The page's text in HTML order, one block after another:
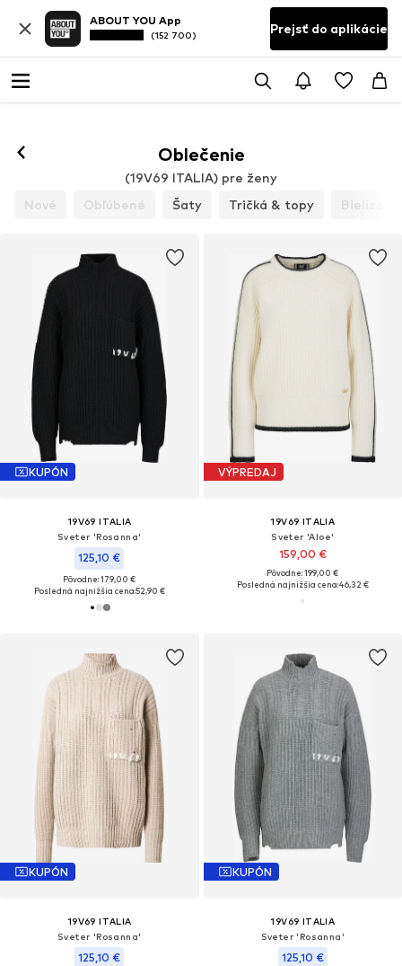
ABOUT YOU App
(152 700) Prejsť do aplikácie
Oblečenie
(19V69 ITALIA) pre ženy
Nové
Obľúbené Šaty Tričká & topy Bielizeň
KUPÓN
19V69 ITALIA
Sveter 'Rosanna'
125,10 €
Pôvodne: 179,00 €
Posledná najnižšia cena:52,90 €
VÝPREDAJ
19V69 ITALIA
Sveter 'Aloe'
159,00 €
Pôvodne: 199,00 €
Posledná najnižšia cena:46,32 €
KUPÓN
19V69 ITALIA
Sveter 'Rosanna'
125,10 €
KUPÓN
19V69 ITALIA
Sveter 'Rosanna'
125,10 €